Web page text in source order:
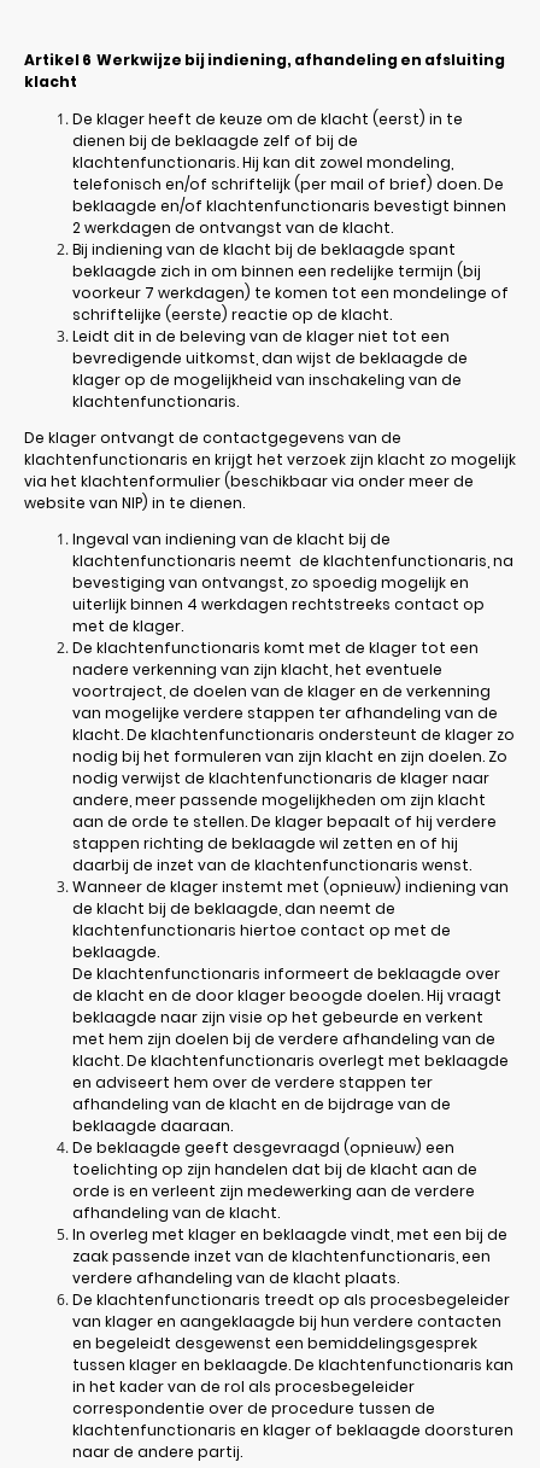
Artikel 6 Werkwijze bij indiening, afhandeling en afsluiting
klacht
De klager heeft de keuze om de klacht (eerst) in te
dienen bij de beklaagde zelf of bij de
klachtenfunctionaris. Hij kan dit zowel mondeling,
telefonisch en/of schriftelijk (per mail of brief) doen. De
beklaagde en/of klachtenfunctionaris bevestigt binnen
2 werkdagen de ontvangst van de klacht.
Bij indiening van de klacht bij de beklaagde spant
beklaagde zich in om binnen een redelijke termijn (bij
voorkeur 7 werkdagen) te komen tot een mondelinge of
schriftelijke (eerste) reactie op de klacht.
Leidt dit in de beleving van de klager niet tot een
bevredigende uitkomst, dan wijst de beklaagde de
klager op de mogelijkheid van inschakeling van de
klachtenfunctionaris.
De klager ontvangt de contactgegevens van de
klachtenfunctionaris en krijgt het verzoek zijn klacht zo mogelijk
via het klachtenformulier (beschikbaar via onder meer de
website van NIP) in te dienen.
Ingeval van indiening van de klacht bij de
klachtenfunctionaris neemt de klachtenfunctionaris, na
bevestiging van ontvangst, zo spoedig mogelijk en
uiterlijk binnen 4 werkdagen rechtstreeks contact op
met de klager.
De klachtenfunctionaris komt met de klager tot een
nadere verkenning van zijn klacht, het eventuele
voortraject, de doelen van de klager en de verkenning
van mogelijke verdere stappen ter afhandeling van de
klacht. De klachtenfunctionaris ondersteunt de klager zo
nodig bij het formuleren van zijn klacht en zijn doelen. Zo
nodig verwijst de klachtenfunctionaris de klager naar
andere, meer passende mogelijkheden om zijn klacht
aan de orde te stellen. De klager bepaalt of hij verdere
stappen richting de beklaagde wil zetten en of hij
daarbij de inzet van de klachtenfunctionaris wenst.
Wanneer de klager instemt met (opnieuw) indiening van
de klacht bij de beklaagde, dan neemt de
klachtenfunctionaris hiertoe contact op met de
beklaagde.
De klachtenfunctionaris informeert de beklaagde over
de klacht en de door klager beoogde doelen. Hij vraagt
beklaagde naar zijn visie op het gebeurde en verkent
met hem zijn doelen bij de verdere afhandeling van de
klacht. De klachtenfunctionaris overlegt met beklaagde
en adviseert hem over de verdere stappen ter
afhandeling van de klacht en de bijdrage van de
beklaagde daaraan.
De beklaagde geeft desgevraagd (opnieuw) een
toelichting op zijn handelen dat bij de klacht aan de
orde is en verleent zijn medewerking aan de verdere
afhandeling van de klacht.
In overleg met klager en beklaagde vindt, met een bij de
zaak passende inzet van de klachtenfunctionaris, een
verdere afhandeling van de klacht plaats.
De klachtenfunctionaris treedt op als procesbegeleider
van klager en aangeklaagde bij hun verdere contacten
en begeleidt desgewenst een bemiddelingsgesprek
tussen klager en beklaagde. De klachtenfunctionaris kan
in het kader van de rol als procesbegeleider
correspondentie over de procedure tussen de
klachtenfunctionaris en klager of beklaagde doorsturen
naar de andere partij.